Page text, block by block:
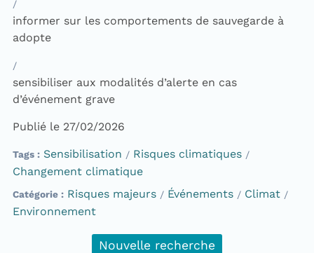
informer sur les comportements de sauvegarde à
adopte
sensibiliser aux modalités d’alerte en cas
d’événement grave
Publié le 27/02/2026
Tags Sensibilisation
Risques climatiques
Changement climatique
Catégorie Risques majeurs Événements
Climat
Environnement
Nouvelle recherche